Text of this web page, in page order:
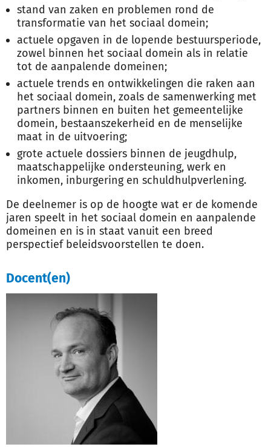
stand van zaken en problemen rond de
transformatie van het sociaal domein;
actuele opgaven in de lopende bestuursperiode,
zowel binnen het sociaal domein als in relatie
tot de aanpalende domeinen;
actuele trends en ontwikkelingen die raken aan
het sociaal domein, zoals de samenwerking met
partners binnen en buiten het gemeentelijke
domein, bestaanszekerheid en de menselijke
maat in de uitvoering;
grote actuele dossiers binnen de jeugdhulp,
maatschappelijke ondersteuning, werk en
inkomen, inburgering en schuldhulpverlening.
De deelnemer is op de hoogte wat er de komende
jaren speelt in het sociaal domein en aanpalende
domeinen en is in staat vanuit een breed
perspectief beleidsvoorstellen te doen.
Docent(en)